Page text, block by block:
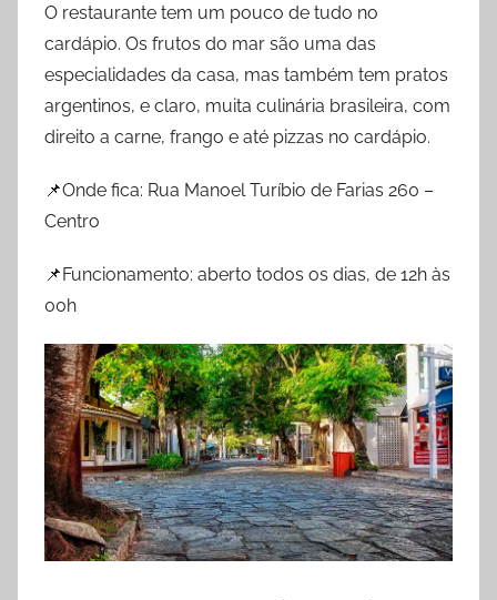
O restaurante tem um pouco de tudo no
cardápio. Os frutos do mar são uma das
especialidades da casa, mas também tem pratos
argentinos, e claro, muita culinária brasileira, com
direito a carne, frango e até pizzas no cardápio.
📌Onde fica: Rua Manoel Turíbio de Farias 260 –
Centro
📌Funcionamento: aberto todos os dias, de 12h às
00h